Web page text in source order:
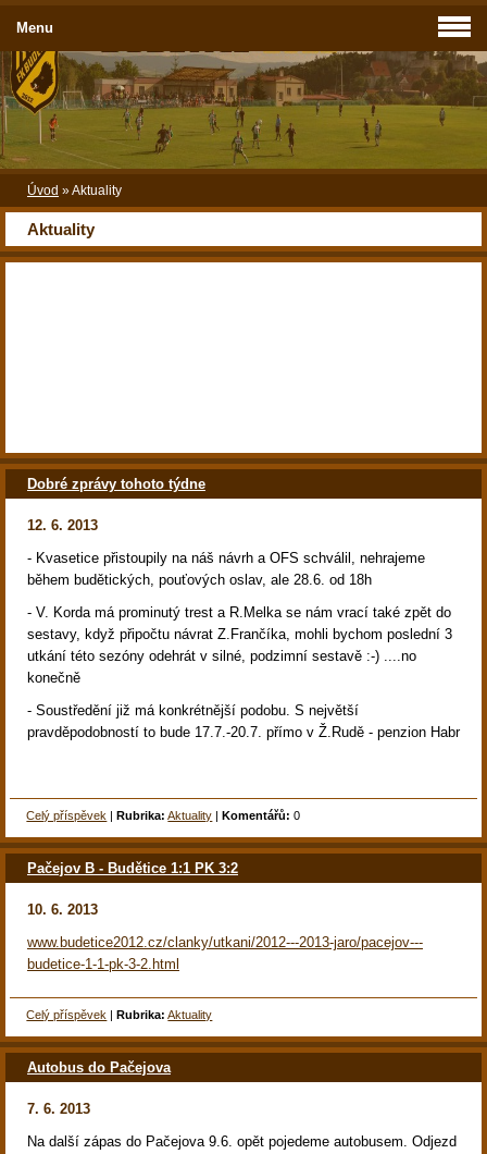
Úvod »Aktuality
Aktuality
Dobré zprávy tohoto týdne
12. 6. 2013
- Kvasetice přistoupily na náš návrh a OFS schválil, nehrajeme
během budětických, pouťových oslav, ale 28.6. od 18h
- V. Korda má prominutý trest a R.Melka se nám vrací také zpět do
sestavy, když připočtu návrat Z.Frančíka, mohli bychom poslední 3
utkání této sezóny odehrát v silné, podzimní sestavě :-) ....no
konečně
- Soustředění již má konkrétnější podobu. S největší
pravděpodobností to bude 17.7.-20.7. přímo v Ž.Rudě - penzion Habr
Celý příspěvek |Rubrika: Aktuality |Komentářů: 0
Pačejov B - Budětice 1:1 PK 3:2
10. 6. 2013
www.budetice2012.cz/clanky/utkani/2012---2013-jaro/pacejov---
budetice-1-1-pk-3-2.html
Celý příspěvek |Rubrika: Aktuality
Autobus do Pačejova
7. 6. 2013
Na další zápas do Pačejova 9.6. opět pojedeme autobusem. Odjezd
Menu